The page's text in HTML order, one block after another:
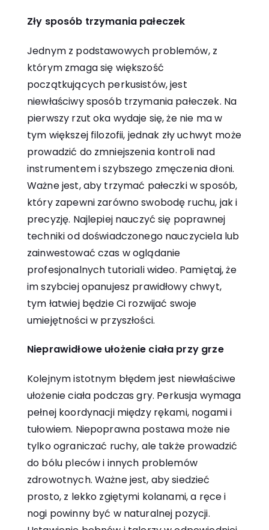
Zły sposób trzymania pałeczek
Jednym z podstawowych problemów, z
którym zmaga się większość
początkujących perkusistów, jest
niewłaściwy sposób trzymania pałeczek. Na
pierwszy rzut oka wydaje się, że nie ma w
tym większej filozofii, jednak zły uchwyt może
prowadzić do zmniejszenia kontroli nad
instrumentem i szybszego zmęczenia dłoni.
Ważne jest, aby trzymać pałeczki w sposób,
który zapewni zarówno swobodę ruchu, jak i
precyzję. Najlepiej nauczyć się poprawnej
techniki od doświadczonego nauczyciela lub
zainwestować czas w oglądanie
profesjonalnych tutoriali wideo. Pamiętaj, że
im szybciej opanujesz prawidłowy chwyt,
tym łatwiej będzie Ci rozwijać swoje
umiejętności w przyszłości.
Nieprawidłowe ułożenie ciała przy grze
Kolejnym istotnym błędem jest niewłaściwe
ułożenie ciała podczas gry. Perkusja wymaga
pełnej koordynacji między rękami, nogami i
tułowiem. Niepoprawna postawa może nie
tylko ograniczać ruchy, ale także prowadzić
do bólu pleców i innych problemów
zdrowotnych. Ważne jest, aby siedzieć
prosto, z lekko zgiętymi kolanami, a ręce i
nogi powinny być w naturalnej pozycji.